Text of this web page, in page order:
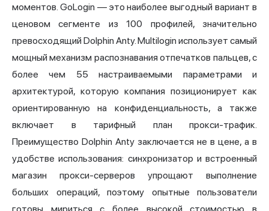
моментов. GoLogin — это наиболее выгодный вариант в
ценовом сегменте из 100 профилей, значительно
превосходящий Dolphin Anty. Multilogin использует самый
мощный механизм распознавания отпечатков пальцев, с
более чем 55 настраиваемыми параметрами и
архитектурой, которую компания позиционирует как
ориентированную на конфиденциальность, а также
включает в тарифный план прокси-трафик.
Преимущество Dolphin Anty заключается не в цене, а в
удобстве использования: синхронизатор и встроенный
магазин прокси-серверов упрощают выполнение
больших операций, поэтому опытные пользователи